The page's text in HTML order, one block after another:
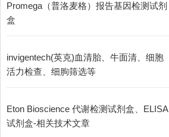
Promega（普洛麦格）报告基因检测试剂
盒
invigentech(英克)血清胎、牛面清、细胞
活力检查、细朐筛选等
Eton Bioscience 代谢检测试剂盒、ELISA
试剂盒-相关技术文章